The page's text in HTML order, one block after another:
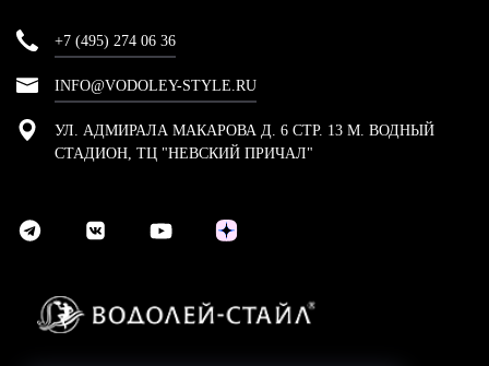
+7 (495) 274 06 36
INFO@VODOLEY-STYLE.RU
УЛ. АДМИРАЛА МАКАРОВА Д. 6 СТР. 13 М. ВОДНЫЙ
СТАДИОН, ТЦ "НЕВСКИЙ ПРИЧАЛ"